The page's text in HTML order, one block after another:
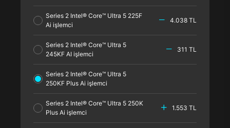
Series 2 Intel® Core™ Ultra 5 225F
Ai işlemci
4.038 TL
Series 2 Intel® Core™ Ultra 5
245KF AI işlemci
311 TL
Series 2 Intel® Core™ Ultra 5
250KF Plus Ai işlemci
Series 2 Intel® Core™ Ultra 5 250K
Plus Ai işlemci
1.553 TL